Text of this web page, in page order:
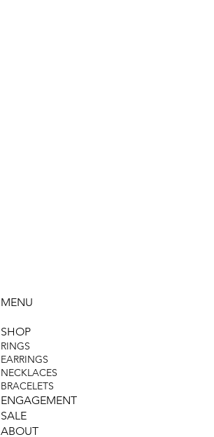
MENU
SHOP
RINGS
EARRINGS
NECKLACES
BRACELETS
ENGAGEMENT
SALE
ABOUT